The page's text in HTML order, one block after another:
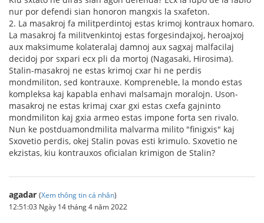
nur por defendi sian honoron mangxis la sxafeton.
2. La masakroj fa militperdintoj estas krimoj kontraux homaro.
La masakroj fa militvenkintoj estas forgesindajxoj, heroajxoj
aux maksimume kolateralaj damnoj aux sagxaj malfacilaj
decidoj por sxpari ecx pli da mortoj (Nagasaki, Hirosima).
Stalin-masakroj ne estas krimoj cxar hi ne perdis
mondmiliton, sed kontrauxe. Kompreneble, la mondo estas
kompleksa kaj kapabla enhavi malsamajn moralojn. Uson-
masakroj ne estas krimaj cxar gxi estas cxefa gajninto
mondmiliton kaj gxia armeo estas impone forta sen rivalo.
Nun ke postduamondmilita malvarma milito "finigxis" kaj
Sxovetio perdis, okej Stalin povas esti krimulo. Sxovetio ne
ekzistas, kiu kontrauxos oficialan krimigon de Stalin?
agadar (Xem thông tin cá nhân)
12:51:03 Ngày 14 tháng 4 năm 2022